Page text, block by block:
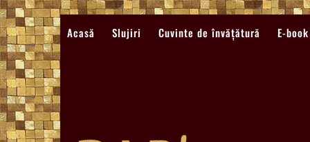
Sari
la
conținut
Acasă Slujiri Cuvinte de învățătură E-book